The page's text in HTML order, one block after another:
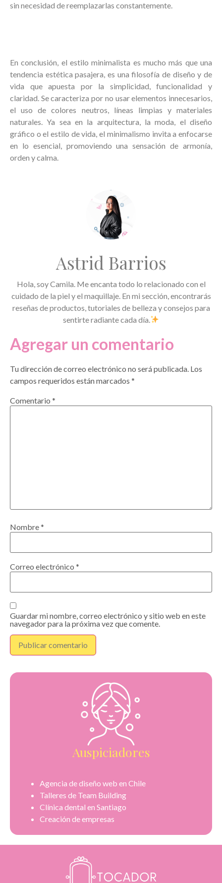
sin necesidad de reemplazarlas constantemente.
En conclusión, el estilo minimalista es mucho más que una
tendencia estética pasajera, es una filosofía de diseño y de
vida que apuesta por la simplicidad, funcionalidad y
claridad. Se caracteriza por no usar elementos innecesarios,
el uso de colores neutros, líneas limpias y materiales
naturales. Ya sea en la arquitectura, la moda, el diseño
gráfico o el estilo de vida, el minimalismo invita a enfocarse
en lo esencial, promoviendo una sensación de armonía,
orden y calma.
Astrid Barrios
Hola, soy Camila. Me encanta todo lo relacionado con el
cuidado de la piel y el maquillaje. En mi sección, encontrarás
reseñas de productos, tutoriales de belleza y consejos para
sentirte radiante cada día.
Agregar un comentario
Tu dirección de correo electrónico no será publicada. Los
campos requeridos están marcados *
Comentario *
Nombre*
Correo electrónico *
Guardar mi nombre, correo electrónico y sitio web en este
navegador para la próxima vez que comente.
Auspiciadores
Agencia de diseño web en Chile
Talleres de Team Building
Clínica dental en Santiago
Creación de empresas